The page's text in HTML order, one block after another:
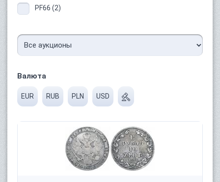
PF66 (2)
Валюта
EUR RUB PLN USD